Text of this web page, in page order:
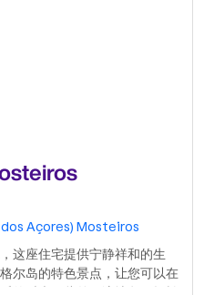
Açores) Mosteiros
这座住宅提供宁静祥和的生
尔岛的特色景点，让您可以在